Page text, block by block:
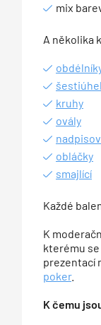
mix
A několika
kruhy
ovály
obláčky
smajlící
Každé
K
kterému
prezentací
poker.
K čemu